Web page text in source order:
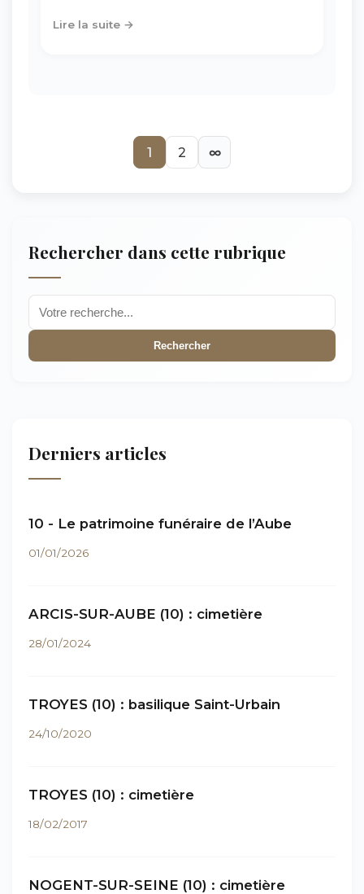
Lire la suite →
1 2 ∞
Rechercher dans cette rubrique
Rechercher
Derniers articles
10 - Le patrimoine funéraire de l’Aube
01/01/2026
ARCIS-SUR-AUBE (10) : cimetière
28/01/2024
TROYES (10) : basilique Saint-Urbain
24/10/2020
TROYES (10) : cimetière
18/02/2017
NOGENT-SUR-SEINE (10) : cimetière